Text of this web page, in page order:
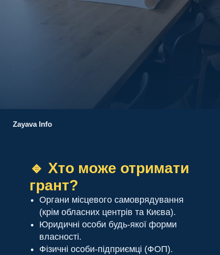
Zayava Info
🔹 Хто може отримати
грант?
Органи місцевого самоврядування
(крім обласних центрів та Києва).
Юридичні особи будь-якої форми
власності.
Фізичні особи-підприємці (ФОП).